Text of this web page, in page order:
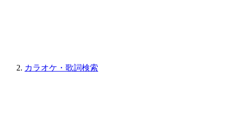
カラオケ・歌詞検索